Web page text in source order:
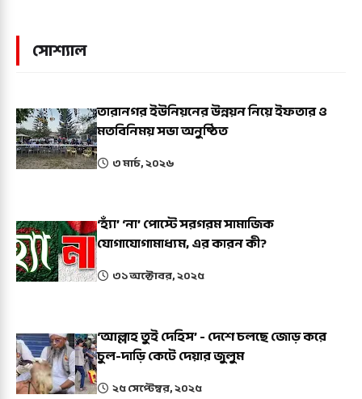
সোশ্যাল
তারানগর ইউনিয়নের উন্নয়ন নিয়ে ইফতার ও
মতবিনিময় সভা অনুষ্ঠিত
৩ মার্চ, ২০২৬
‘হ্যাঁ’ ‘না’ পোস্টে সরগরম সামাজিক
যোগাযোগামাধ্যম, এর কারন কী?
৩১ অক্টোবর, ২০২৫
‘আল্লাহ তুই দেহিস’ - দেশে চলছে জোড় করে
চুল-দাড়ি কেটে দেয়ার জুলুম
২৫ সেপ্টেম্বর, ২০২৫